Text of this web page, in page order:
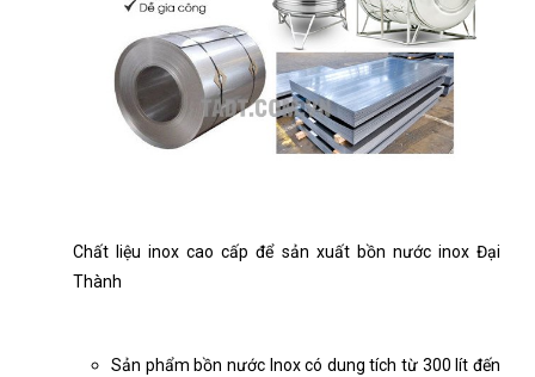
Chất liệu inox cao cấp để sản xuất bồn nước inox Đại
Thành
Sản phẩm bồn nước Inox có dung tích từ 300 lít đến